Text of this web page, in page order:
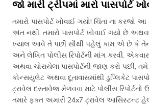
જો મારી ટ્રીપમાં મારો પાસપોર્ટ
તમારો પાસપોર્ટ ખોવાઈ ગયો! ચિંતા ના કરજો આ
અંત નથી. તમારો પાસપોર્ટ ખોવાઈ ગયો છે
ખ્યાલ આવે તે પછી સૌથી પહેલું કામ એ છે કે
અને લેખિત પોલીસ રિપોર્ટની માંગ કરવી.
અથવા ચોરાયેલા પાસપોર્ટની જાણ કરો પછી,
કોન્સયુલેટ અથવા દૂતાવાસમાંથી ડુપ્લિકેટ
ટ્રાવેલ દસ્તાવેજ મેળવવા માટે પોલીસ રિપોર્ટનો
તમારે ફક્ત અમારી 24x7 ટ્રાવેલ આસિસ્ટન્ટ